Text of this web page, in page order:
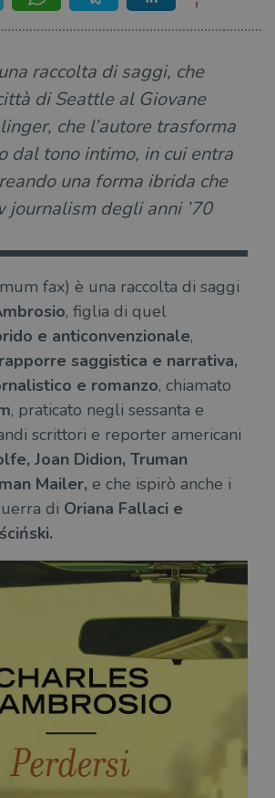
raccolta di saggi, che
di Seattle al Giovane
che l’autore trasforma
dal tono intimo, in cui entra
una forma ibrida che
journalism degli anni ’70
fax) è una raccolta di saggi
, figlia di quel
e anticonvenzionale,
saggistica e narrativa,
e romanzo, chiamato
, praticato negli sessanta e
scrittori e reporter americani
Joan Didion, Truman
Mailer, e che ispirò anche i
di Oriana Fallaci e